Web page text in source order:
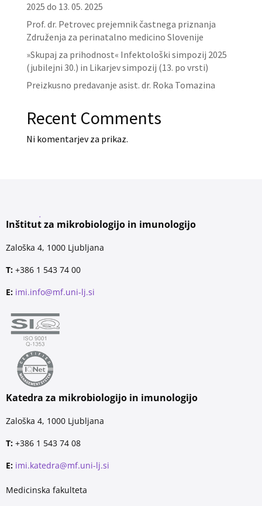
2025 do 13. 05. 2025
Prof. dr. Petrovec prejemnik častnega priznanja
Združenja za perinatalno medicino Slovenije
»Skupaj za prihodnost« Infektološki simpozij 2025
(jubilejni 30.) in Likarjev simpozij (13. po vrsti)
Preizkusno predavanje asist. dr. Roka Tomazina
Recent Comments
Ni komentarjev za prikaz.
Inštitut za mikrobiologijo in imunologijo
Zaloška 4, 1000 Ljubljana
T: +386 1 543 74 00
E: imi.info@mf.uni-lj.si
Katedra za mikrobiologijo in imunologijo
Zaloška 4, 1000 Ljubljana
T: +386 1 543 74 08
E: imi.katedra@mf.uni-lj.si
Medicinska fakulteta